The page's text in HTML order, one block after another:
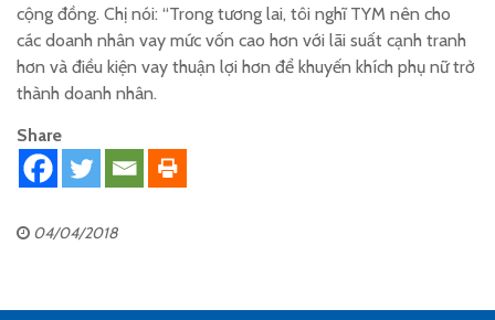
cộng đồng. Chị nói: “Trong tương lai, tôi nghĩ TYM nên cho
các doanh nhân vay mức vốn cao hơn với lãi suất cạnh tranh
hơn và điều kiện vay thuận lợi hơn để khuyến khích phụ nữ trở
thành doanh nhân.
Share
04/04/2018